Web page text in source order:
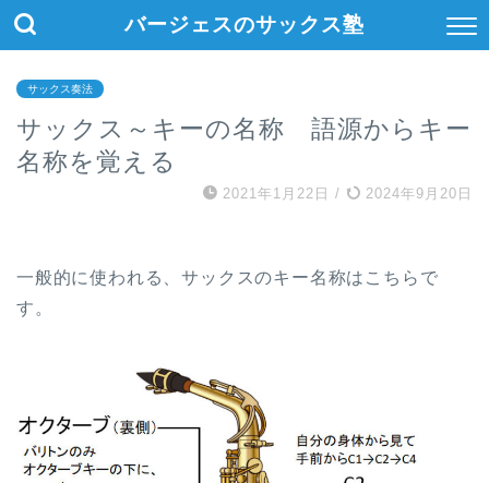
バージェスのサックス塾
サックス奏法
サックス～キーの名称 語源からキー
名称を覚える
2021年1月22日 / 2024年9月20日
一般的に使われる、サックスのキー名称はこちらで
す。